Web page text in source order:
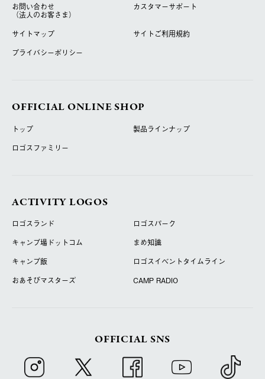
お問い合わせ
（法人のお客さま）
カスタマーサポート
サイトマップ
サイトご利用規約
プライバシーポリシー
OFFICIAL ONLINE SHOP
トップ
製品ラインナップ
ロゴスファミリー
ACTIVITY LOGOS
ロゴスランド
ロゴスパーク
キャンプ場ドットコム
まめ知識
キャンプ飯
ロゴスイベントタイムライン
おあそびマスターズ
CAMP RADIO
OFFICIAL SNS